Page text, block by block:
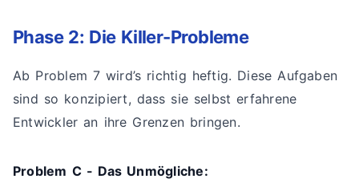
Phase 2: Die Killer-Probleme
Ab Problem 7 wird’s richtig heftig. Diese Aufgaben
sind so konzipiert, dass sie selbst erfahrene
Entwickler an ihre Grenzen bringen.
Problem C - Das Unmögliche: